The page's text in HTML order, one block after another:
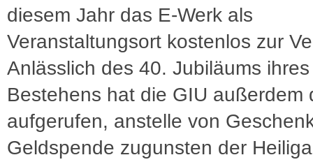
diesem Jahr das E-Werk als
Veranstaltungsort kostenlos zur
Anlässlich des 40. Jubiläums ihres
Bestehens hat die GIU außerdem
aufgerufen, anstelle von
Geldspende zugunsten der